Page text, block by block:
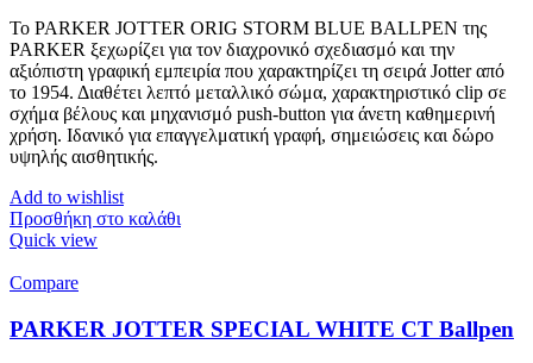
Το PARKER JOTTER ORIG STORM BLUE BALLPEN της
PARKER ξεχωρίζει για τον διαχρονικό σχεδιασμό και την
αξιόπιστη γραφική εμπειρία που χαρακτηρίζει τη σειρά Jotter από
το 1954. Διαθέτει λεπτό μεταλλικό σώμα, χαρακτηριστικό clip σε
σχήμα βέλους και μηχανισμό push-button για άνετη καθημερινή
χρήση. Ιδανικό για επαγγελματική γραφή, σημειώσεις και δώρο
υψηλής αισθητικής.
Add to wishlist
Προσθήκη στο καλάθι
Quick view
Compare
PARKER JOTTER SPECIAL WHITE CT Ballpen